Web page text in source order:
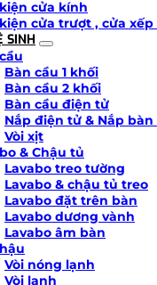
cửa kính
cửa trượt , cửa xếp
SINH
Bàn cầu 1 khối
Bàn cầu 2 khối
Bàn cầu điện tử
Nắp điện tử & Nắp bàn
Vòi xịt
& Chậu tủ
Lavabo treo tường
Lavabo & chậu tủ treo
Lavabo đặt trên bàn
Lavabo dương vành
Lavabo âm bàn
Vòi nóng lạnh
Vòi lạnh